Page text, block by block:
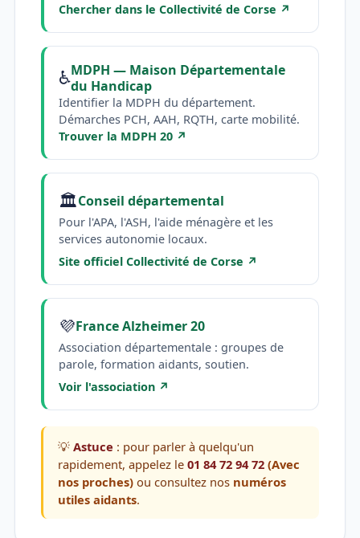
Chercher dans le Collectivité de Corse ↗
♿MDPH — Maison Départementale
du Handicap
Identifier la MDPH du département.
Démarches PCH, AAH, RQTH, carte mobilité.
Trouver la MDPH 20 ↗
🏛️Conseil départemental
Pour l'APA, l'ASH, l'aide ménagère et les
services autonomie locaux.
Site officiel Collectivité de Corse ↗
💜France Alzheimer 20
Association départementale : groupes de
parole, formation aidants, soutien.
Voir l'association ↗
💡Astuce : pour parler à quelqu'un
rapidement, appelez le01 84 72 94 72 (Avec
nos proches) ou consultez nos numéros
utiles aidants.